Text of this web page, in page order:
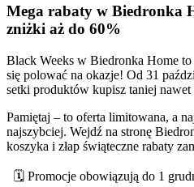
Mega rabaty w Biedronka
zniżki aż do 60%
Black Weeks w Biedronka Home to
się polować na okazje! Od 31
setki produktów kupisz taniej nawet
Pamiętaj – to oferta limitowana, a
najszybciej. Wejdź na stronę
koszyka i złap świąteczne rabaty
🗓️ Promocje obowiązują do 1